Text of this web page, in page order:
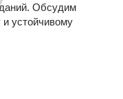
Обсудим
устойчивому